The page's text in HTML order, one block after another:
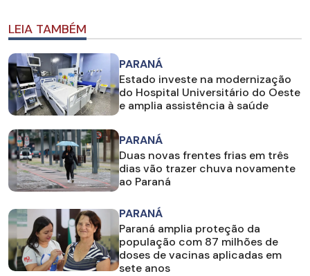
LEIA TAMBÉM
PARANÁ
Estado investe na modernização
do Hospital Universitário do Oeste
e amplia assistência à saúde
PARANÁ
Duas novas frentes frias em três
dias vão trazer chuva novamente
ao Paraná
PARANÁ
Paraná amplia proteção da
população com 87 milhões de
doses de vacinas aplicadas em
sete anos